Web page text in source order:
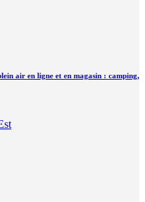
air en ligne et en magasin : camping,